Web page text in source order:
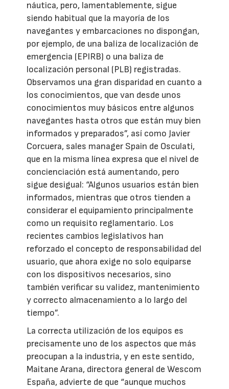
náutica, pero, lamentablemente, sigue
siendo habitual que la mayoría de los
navegantes y embarcaciones no dispongan,
por ejemplo, de una baliza de localización de
emergencia (EPIRB) o una baliza de
localización personal (PLB) registradas.
Observamos una gran disparidad en cuanto a
los conocimientos, que van desde unos
conocimientos muy básicos entre algunos
navegantes hasta otros que están muy bien
informados y preparados”, así como Javier
Corcuera, sales manager Spain de Osculati,
que en la misma línea expresa que el nivel de
concienciación está aumentando, pero
sigue desigual: “Algunos usuarios están bien
informados, mientras que otros tienden a
considerar el equipamiento principalmente
como un requisito reglamentario. Los
recientes cambios legislativos han
reforzado el concepto de responsabilidad del
usuario, que ahora exige no solo equiparse
con los dispositivos necesarios, sino
también verificar su validez, mantenimiento
y correcto almacenamiento a lo largo del
tiempo”.
La correcta utilización de los equipos es
precisamente uno de los aspectos que más
preocupan a la industria, y en este sentido,
Maitane Arana, directora general de Wescom
España, advierte de que “aunque muchos